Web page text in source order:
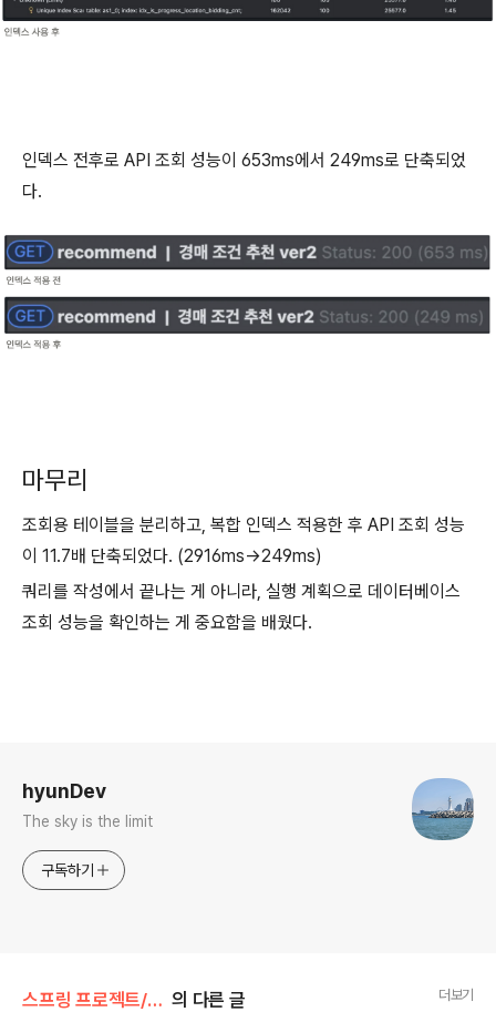
인덱스 전후로 API 조회 성능이 653ms에서 249ms로 단축되었
다.
마무리
조회용 테이블을 분리하고, 복합 인덱스 적용한 후 API 조회 성능
이 11.7배 단축되었다. (2916ms->249ms)
쿼리를 작성에서 끝나는 게 아니라, 실행 계획으로 데이터베이스
조회 성능을 확인하는 게 중요함을 배웠다.
hyunDev
The sky is the limit
구독하기
스프링 프로젝트/데브코스 의 다른 글 더보기